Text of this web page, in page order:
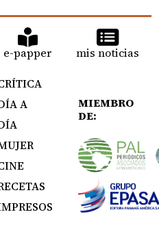
e-papper mis noticias
A
MIEMBRO
DE: